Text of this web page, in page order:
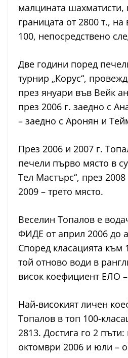
малцината
границата от 2800 т.,
100, непосредствено
Две години поред
турнир „Корус“,
през януари във Вейк
през 2006 г. заедно с
– заедно с Аронян и
През 2006 и 2007 г.
печели първо място в
Тел Мастърс“, през
2009 – трето място.
Веселин Топалов е
ФИДЕ от април 2006 до
Според класацията към
той отново води в
висок коефициент ЕЛО –
Най-високият личен
Топалов в топ 100-
2813. Достига го 2
октомври 2006 и юли –